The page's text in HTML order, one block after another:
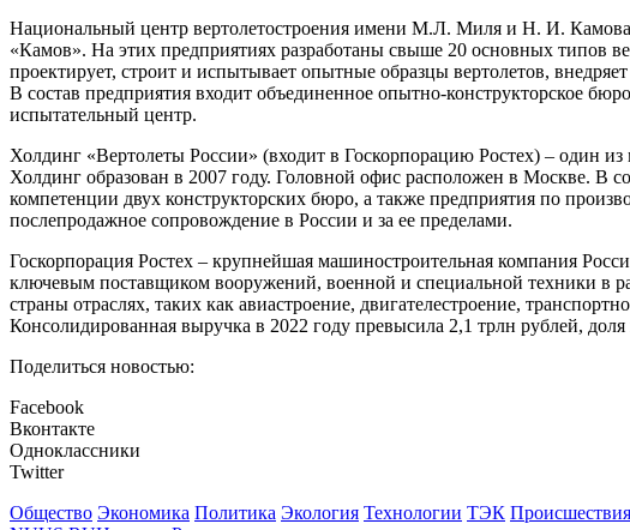
Национальный центр вертолетостроения имени М.Л. Миля и Н. И.
«Камов». На этих предприятиях разработаны свыше 20 основных
проектирует, строит и испытывает опытные образцы вертолетов,
В состав предприятия входит объединенное опытно-конструкторское
испытательный центр.
Холдинг «Вертолеты России» (входит в Госкорпорацию Ростех) – один
Холдинг образован в 2007 году. Головной офис расположен в Москве. В
компетенции двух конструкторских бюро, а также предприятия по
послепродажное сопровождение в России и за ее пределами.
Госкорпорация Ростех – крупнейшая машиностроительная компания
ключевым поставщиком вооружений, военной и специальной техники в
страны отраслях, таких как авиастроение, двигателестроение,
Консолидированная выручка в 2022 году превысила 2,1 трлн рублей,
Поделиться новостью:
Facebook
Вконтакте
Одноклассники
Twitter
Общество Экономика Политика Экология Технологии ТЭК Происшествия